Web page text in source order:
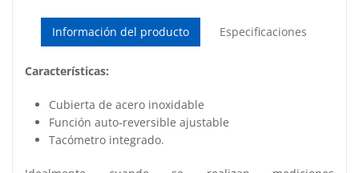
cantidad
Información del producto Especificaciones
Características:
Cubierta de acero inoxidable
Función auto-reversible ajustable
Tacómetro integrado.